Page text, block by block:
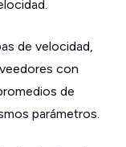
de velocidad,
con
de
parámetros.